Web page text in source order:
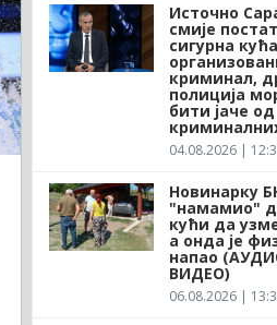
Источно
смије
сигурна
криминал,
полиција
бити јаче од
04.08.2026 |
Новинарку
"намамио"
кући да
а онда је
напао
ВИДЕО)
06.08.2026 |